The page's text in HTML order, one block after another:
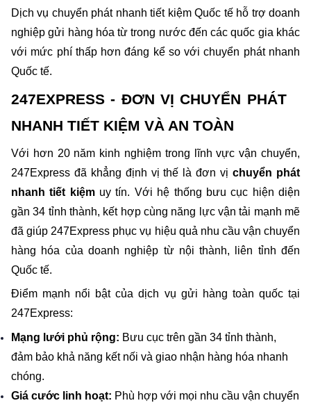
Dịch vụ chuyển phát nhanh tiết kiệm Quốc tế hỗ trợ doanh
nghiệp gửi hàng hóa từ trong nước đến các quốc gia khác
với mức phí thấp hơn đáng kể so với chuyển phát nhanh
Quốc tế.
247EXPRESS - ĐƠN VỊ CHUYỂN PHÁT
NHANH TIẾT KIỆM VÀ AN TOÀN
Với hơn 20 năm kinh nghiệm trong lĩnh vực vận chuyển,
247Express đã khẳng định vị thế là đơn vị chuyển phát
nhanh tiết kiệm uy tín. Với hệ thống bưu cục hiện diện
gần 34 tỉnh thành, kết hợp cùng năng lực vận tải mạnh mẽ
đã giúp 247Express phục vụ hiệu quả nhu cầu vận chuyển
hàng hóa của doanh nghiệp từ nội thành, liên tỉnh đến
Quốc tế.
Điểm mạnh nổi bật của dịch vụ gửi hàng toàn quốc tại
247Express:
Mạng lưới phủ rộng: Bưu cục trên gần 34 tỉnh thành,
đảm bảo khả năng kết nối và giao nhận hàng hóa nhanh
chóng.
Giá cước linh hoạt: Phù hợp với mọi nhu cầu vận chuyển